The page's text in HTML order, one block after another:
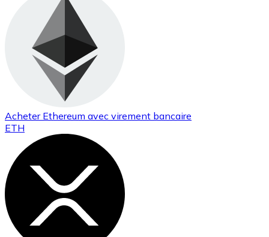
Acheter Ethereum avec virement bancaire
ETH